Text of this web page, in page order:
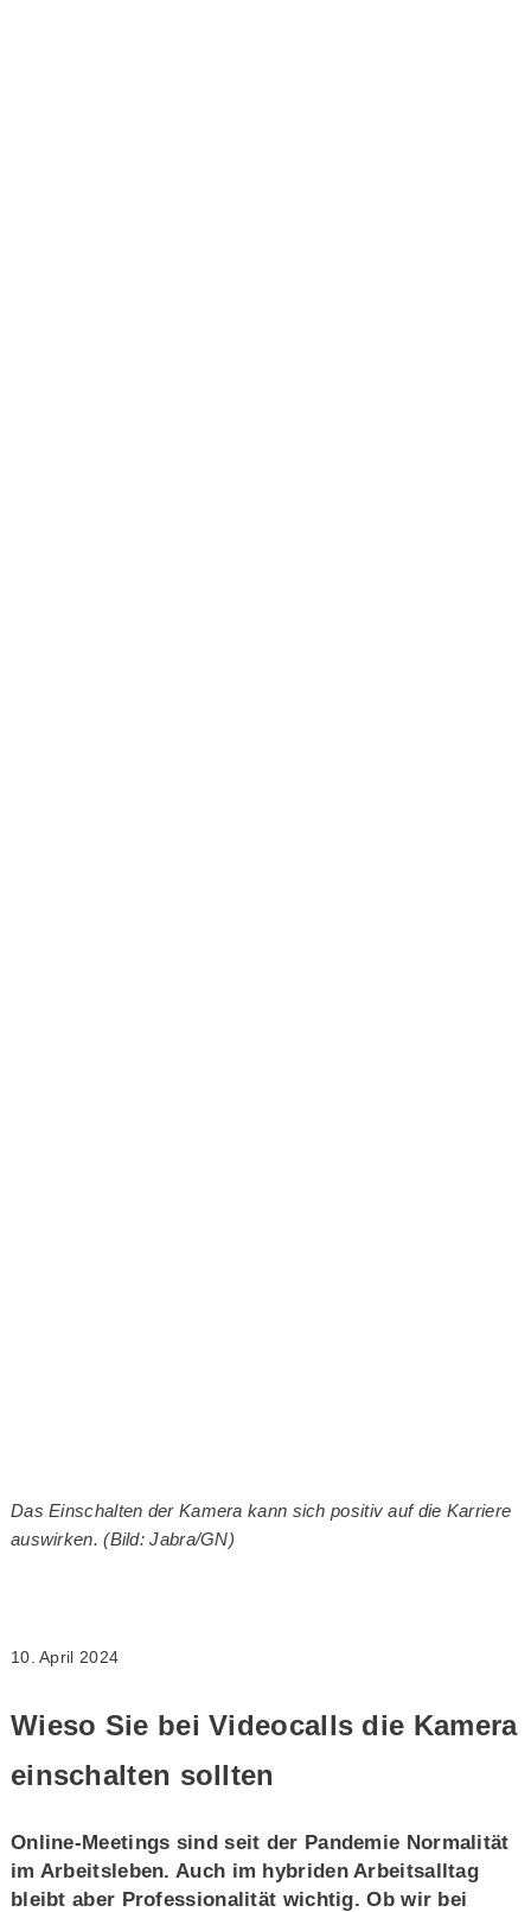
Das Einschalten der Kamera kann sich positiv auf die Karriere
auswirken. (Bild: Jabra/GN)
10. April 2024
Wieso Sie bei Videocalls die Kamera
einschalten sollten
Online-Meetings sind seit der Pandemie Normalität
im Arbeitsleben. Auch im hybriden Arbeitsalltag
bleibt aber Professionalität wichtig. Ob wir bei